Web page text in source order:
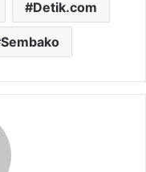
Detik.com
Sembako